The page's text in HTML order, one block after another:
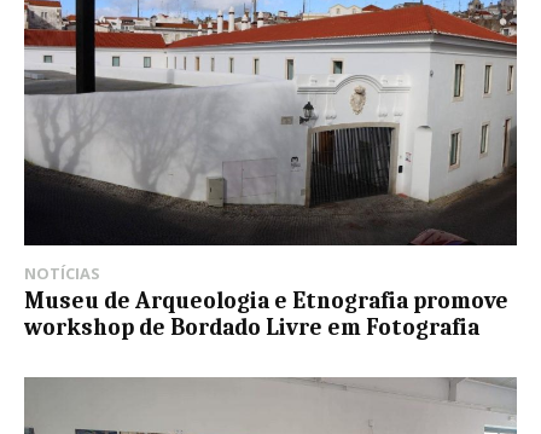
NOTÍCIAS
Museu de Arqueologia e Etnografia promove
workshop de Bordado Livre em Fotografia